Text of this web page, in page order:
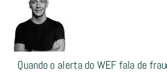
Quando o alerta do WEF fala de